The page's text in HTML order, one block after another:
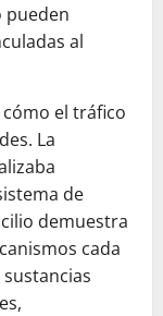
pueden
al
el tráfico
La
de
demuestra
cada